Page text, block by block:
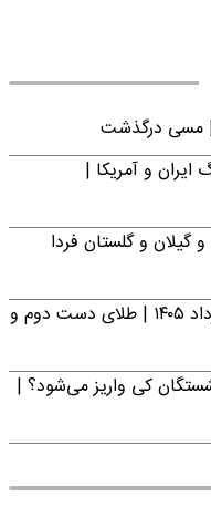
| مسی درگذشت
و آمریکا |
گیلان و گلستان فردا
خبر فوری از قیمت طلا امروز شنبه ۱۷ مرداد ۱۴۰۵ | طلای دست دوم و
کی واریز می‌شود؟ |